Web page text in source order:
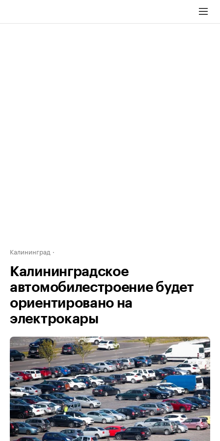
Калининград
Калининградское
автомобилестроение будет
ориентировано на
электрокары